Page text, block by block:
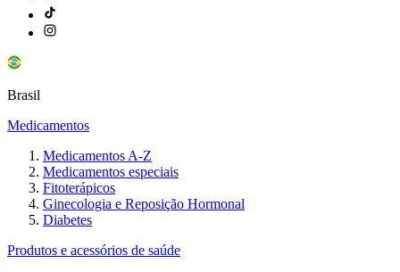
Brasil
Medicamentos
Medicamentos A-Z
Medicamentos especiais
Fitoterápicos
Ginecologia e Reposição Hormonal
Diabetes
Produtos e acessórios de saúde